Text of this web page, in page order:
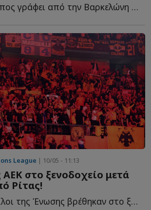
Ο Θάνος Τσίμπος γράφει από την Βαρκελώνη για μια από τ...
League | 10/05 - 11:13
στο ξενοδοχείο μετά
Ρίτας!
Περίπου 50 φίλοι της Ένωσης βρέθηκαν στο ξενοδοχείο π...